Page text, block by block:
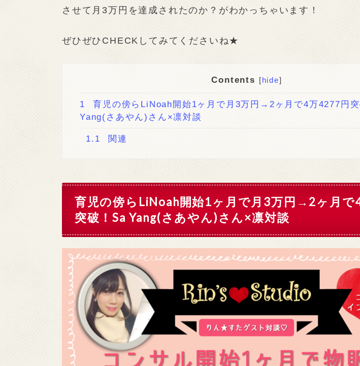
させて月3万円を達成されたのか？がわかっちゃいます！
ぜひぜひCHECKしてみてくださいね★
Contents [hide]
1
育児の傍らLiNoah開始1ヶ月で月3万円→2ヶ月で4万4277円
Yang(さあやん)さん×凛対談
1.1 関連
育児の傍らLiNoah開始1ヶ月で月3万円→2ヶ月で
突破！Sa Yang(さあやん)さん×凛対談